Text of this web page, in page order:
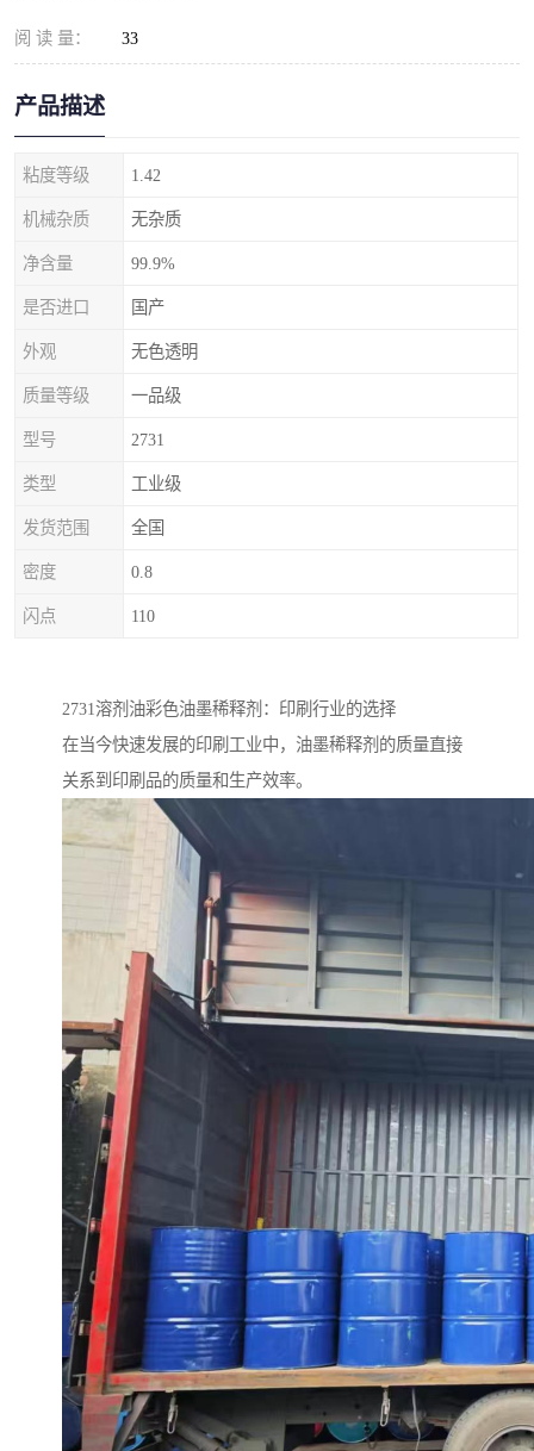
阅 读 量： 33
产品描述
粘度等级 1.42
机械杂质 无杂质
净含量 99.9%
是否进口 国产
外观 无色透明
质量等级 一品级
型号 2731
类型 工业级
发货范围 全国
密度 0.8
闪点 110
2731溶剂油彩色油墨稀释剂：印刷行业的选择
在当今快速发展的印刷工业中，油墨稀释剂的质量直接
关系到印刷品的质量和生产效率。